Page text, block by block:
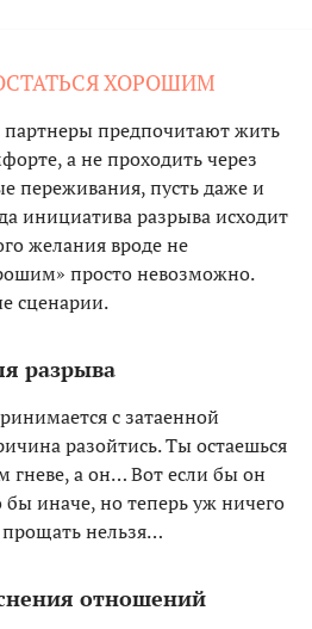
ХОРОШИМ
партнеры предпочитают жить
а не проходить через
переживания, пусть даже и
инициатива разрыва исходит
желания вроде не
просто невозможно.
сценарии.
разрыва
с затаенной
разойтись. Ты остаешься
гневе, а он… Вот если бы он
иначе, но теперь уж ничего
нельзя…
отношений